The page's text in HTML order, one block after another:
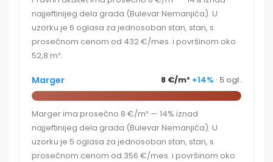
najjeftinijeg dela grada (Bulevar Nemanjića). U
uzorku je 6 oglasa za jednosoban stan, stan, s
prosečnom cenom od 432 €/mes. i površinom oko
52,8 m².
Marger 8 €/m² +14% · 5 ogl.
Marger ima prosečno 8 €/m² — 14% iznad
najjeftinijeg dela grada (Bulevar Nemanjića). U
uzorku je 5 oglasa za jednosoban stan, stan, s
prosečnom cenom od 356 €/mes. i površinom oko